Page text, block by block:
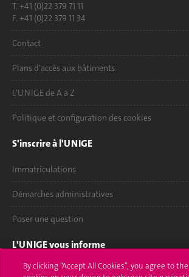
T. +41 (0)22 379 71 11
F. +41 (0)22 379 11 34
Contact
Plans d'accès aux bâtiments
L'UNIGE de A à Z
Politique et configuration des cookies
S'inscrire à l'UNIGE
Immatriculations
Démarches administratives
Poser une question
L'UNIGE vous informe
UNIGE Mobile
By clicking “Accept All Cookies”, you agree to